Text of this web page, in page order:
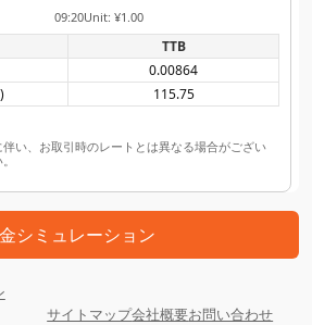
09:20Unit: ¥1.00
TTB
0.00864
115.75
い、お取引時のレートとは異なる場合がござい
シミュレーション
サイトマップ会社概要お問い合わせ